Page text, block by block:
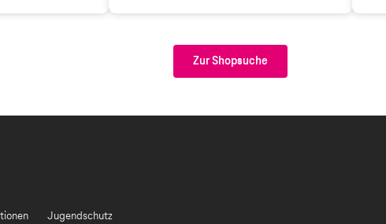
Zur Shopsuche
Jugendschutz